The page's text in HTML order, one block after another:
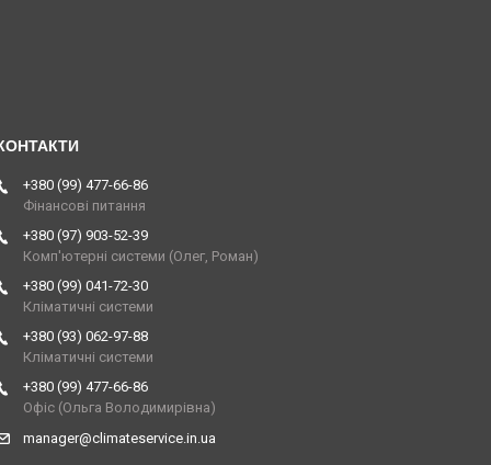
+380 (99) 477-66-86
Фінансові питання
+380 (97) 903-52-39
Комп'ютерні системи (Олег, Роман)
+380 (99) 041-72-30
Кліматичні системи
+380 (93) 062-97-88
Кліматичні системи
+380 (99) 477-66-86
Офіс (Ольга Володимирівна)
manager@climateservice.in.ua